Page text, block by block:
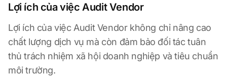
Lợi ích của việc Audit Vendor
Lợi ích của việc Audit Vendor không chỉ nâng cao
chất lượng dịch vụ mà còn đảm bảo đối tác tuân
thủ trách nhiệm xã hội doanh nghiệp và tiêu chuẩn
môi trường.